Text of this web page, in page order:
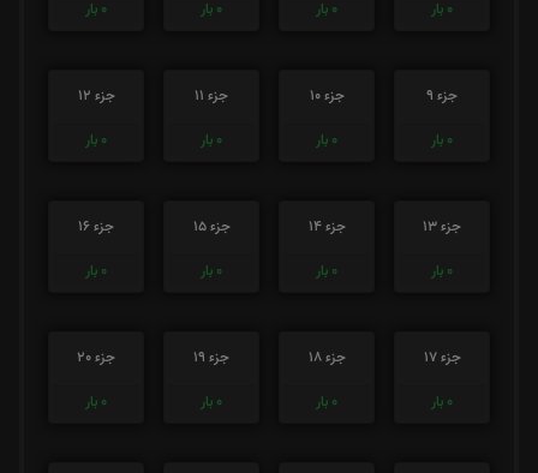
0 بار
0 بار
0 بار
0 بار
جزء 9
0 بار
جزء 10
0 بار
جزء 11
0 بار
جزء 12
0 بار
جزء 13
0 بار
جزء 14
0 بار
جزء 15
0 بار
جزء 16
0 بار
جزء 17
0 بار
جزء 18
0 بار
جزء 19
0 بار
جزء 20
0 بار